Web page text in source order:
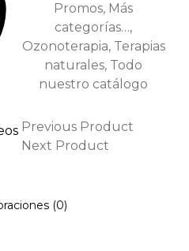
Promos, Más
categorías…,
Ozonoterapia, Terapias
naturales, Todo
nuestro catálogo
Previous Product
Next Product
(0)